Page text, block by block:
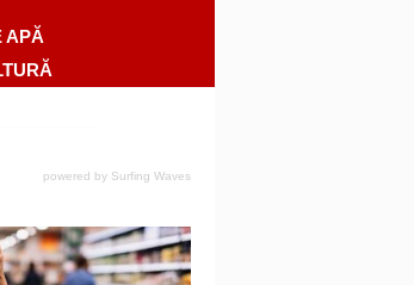
APĂ
powered by Surfing Waves